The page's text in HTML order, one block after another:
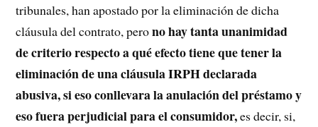
tribunales, han apostado por la eliminación de dicha
cláusula del contrato, perono hay tanta unanimidad
de criterio respecto a qué efecto tiene que tener la
eliminación de una cláusula IRPH declarada
abusiva, si eso conllevara la anulación del préstamo y
eso fuera perjudicial para el consumidor,es decir, si,